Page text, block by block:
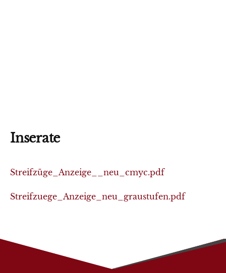
Inserate
Streifzüge_Anzeige__neu_cmyc.pdf
Streifzuege_Anzeige_neu_graustufen.pdf